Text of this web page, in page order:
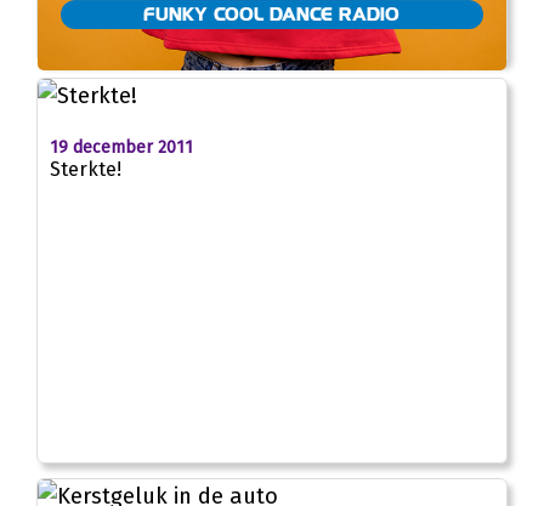
FUNKY COOL DANCE RADIO
19 december 2011
Sterkte!